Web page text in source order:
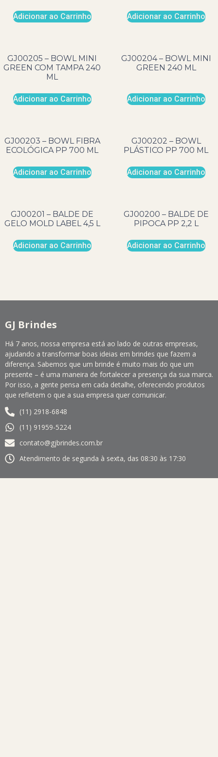
Adicionar ao Carrinho Adicionar ao Carrinho
GJ00205 – BOWL MINI
GREEN COM TAMPA 240
ML
Adicionar ao Carrinho
GJ00204 – BOWL MINI
GREEN 240 ML
Adicionar ao Carrinho
GJ00203 – BOWL FIBRA
ECOLÓGICA PP 700 ML
Adicionar ao Carrinho
GJ00202 – BOWL
PLÁSTICO PP 700 ML
Adicionar ao Carrinho
GJ00201 – BALDE DE
GELO MOLD LABEL 4,5 L
Adicionar ao Carrinho
GJ00200 – BALDE DE
PIPOCA PP 2,2 L
Adicionar ao Carrinho
GJ Brindes
Há 7 anos, nossa empresa está ao lado de outras empresas,
ajudando a transformar boas ideias em brindes que fazem a
diferença. Sabemos que um brinde é muito mais do que um
presente – é uma maneira de fortalecer a presença da sua marca.
Por isso, a gente pensa em cada detalhe, oferecendo produtos
que refletem o que a sua empresa quer comunicar.
(11) 2918-6848
(11) 91959-5224
contato@gjbrindes.com.br
Atendimento de segunda à sexta, das 08:30 às 17:30